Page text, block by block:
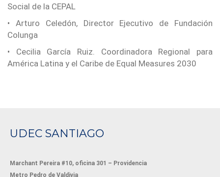
Social de la CEPAL
• Arturo Celedón, Director Ejecutivo de Fundación
Colunga
• Cecilia García Ruiz. Coordinadora Regional para
América Latina y el Caribe de Equal Measures 2030
UDEC SANTIAGO
Marchant Pereira #10, oficina 301 – Providencia
Metro Pedro de Valdivia